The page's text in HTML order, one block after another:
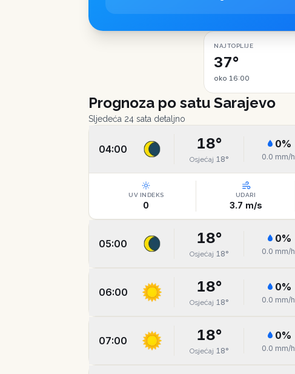
NAJTOPLIJE
37°
oko 16:00
Prognoza po satuSarajevo
Sljedeća 24 sata detaljno
04:00 18°
Osjećaj 18°
0%
0.0 mm/h
UV INDEKS
0
UDARI
3.7 m/s
05:00 18°
Osjećaj 18°
0%
0.0 mm/h
06:00 18°
Osjećaj 18°
0%
0.0 mm/h
07:00 18°
Osjećaj 18°
0%
0.0 mm/h